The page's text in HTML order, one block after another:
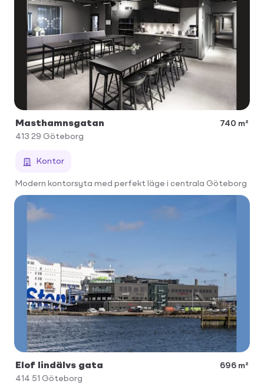
Masthamnsgatan
740 m²
413 29 Göteborg
Kontor
Modern kontorsyta med perfekt läge i centrala Göteborg
Elof lindälvs gata
696 m²
414 51 Göteborg